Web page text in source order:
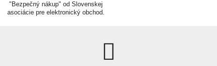
"Bezpečný nákup" od Slovenskej
asociácie pre elektronický obchod.